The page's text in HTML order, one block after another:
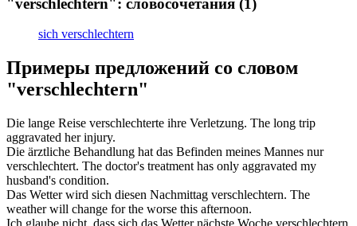
sich verschlechtern
Примеры предложений со словом
"verschlechtern"
Die lange Reise verschlechterte ihre Verletzung. The long trip
aggravated her injury.
Die ärztliche Behandlung hat das Befinden meines Mannes nur
verschlechtert. The doctor's treatment has only aggravated my
husband's condition.
Das Wetter wird sich diesen Nachmittag verschlechtern. The
weather will change for the worse this afternoon.
Ich glaube nicht, dass sich das Wetter nächste Woche verschlechtern